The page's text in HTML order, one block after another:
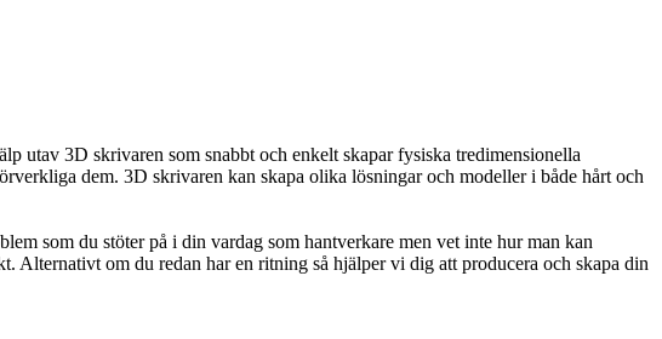
utav 3D skrivaren som snabbt och enkelt skapar fysiska tredimensionella
dem. 3D skrivaren kan skapa olika lösningar och modeller i både hårt och
som du stöter på i din vardag som hantverkare men vet inte hur man kan
om du redan har en ritning så hjälper vi dig att producera och skapa din